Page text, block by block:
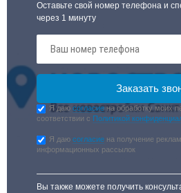
Оставьте свой номер телефона и
через 1 минуту
Я даюсогласие на обработку моих
соответствии с Политикой
Я даюсогласие на получение
информационных рассылок
Вы также можете получить